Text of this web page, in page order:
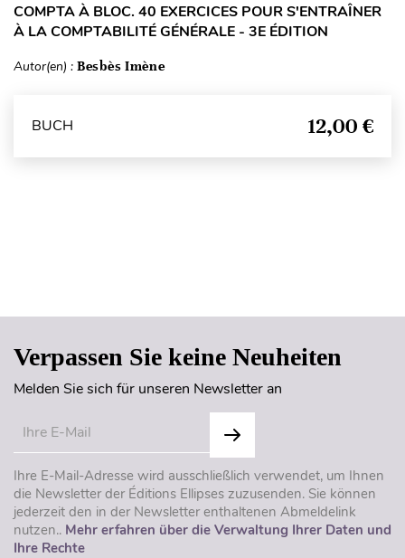
COMPTA À BLOC. 40 EXERCICES POUR S'ENTRAÎNER
À LA COMPTABILITÉ GÉNÉRALE - 3E ÉDITION
Autor(en) : Besbès Imène
BUCH 12,00 €
Verpassen Sie keine Neuheiten
Melden Sie sich für unseren Newsletter an
Ihre E-Mail-Adresse wird ausschließlich verwendet, um Ihnen
die Newsletter der Éditions Ellipses zuzusenden. Sie können
jederzeit den in der Newsletter enthaltenen Abmeldelink
nutzen.. Mehr erfahren über die Verwaltung Ihrer Daten und
Ihre Rechte